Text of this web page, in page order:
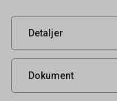
Detaljer
Typ
Dokument
Livsmedelsdatablad